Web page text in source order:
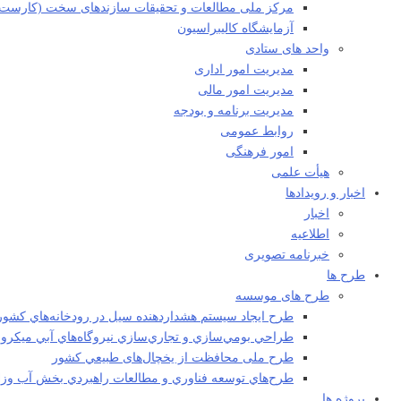
مرکز ملی مطالعات و تحقیقات سازندهای سخت
آزمایشگاه کالیبراسیون
واحد های ستادی
مدیریت امور اداری
مدیریت امور مالی
مدیریت برنامه و بودجه
روابط عمومی
امور فرهنگی
هیأت علمی​
اخبار و رویدادها
اخبار
اطلاعیه
خبرنامه تصویری
طرح ها
طرح های موسسه
طرح ايجاد سيستم هشداردهنده سيل در رودخانه‌هاي كشور
طراحي بومي‌سازي و تجاري‌سازي نيروگاه‌هاي آبي ميکرو
طرح ملی محافظت از يخچال‌های طبيعي كشور
طرح‌هاي توسعه فناوري و مطالعات راهبردي بخش آب